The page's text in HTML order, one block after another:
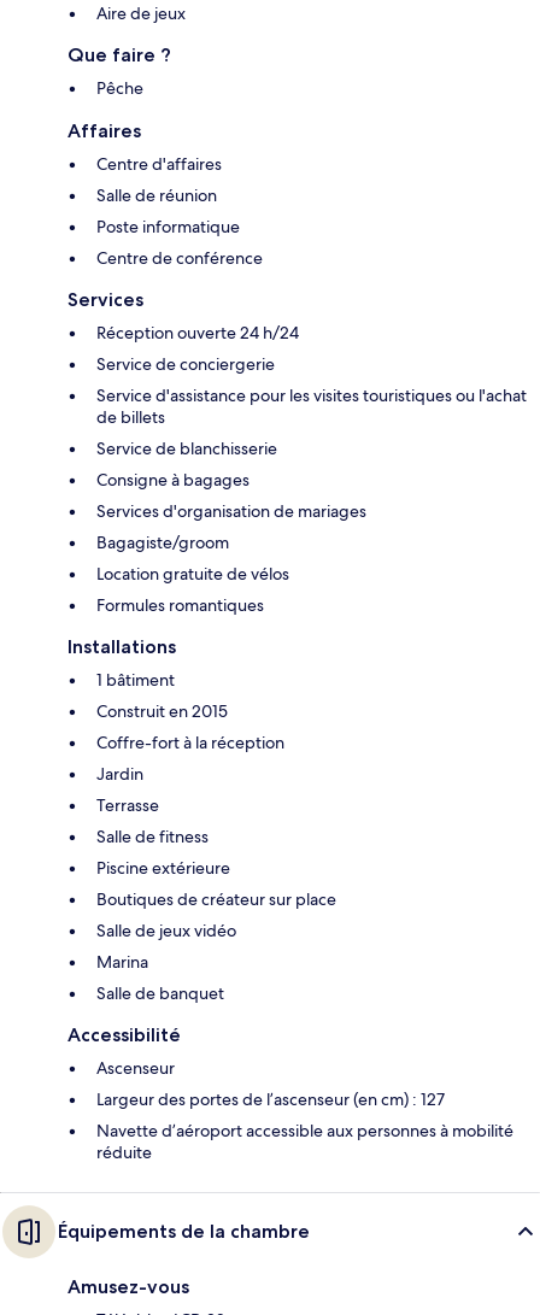
Aire de jeux
Que faire ?
Pêche
Affaires
Centre d'affaires
Salle de réunion
Poste informatique
Centre de conférence
Services
Réception ouverte 24 h/24
Service de conciergerie
Service d'assistance pour les visites touristiques ou l'achat
de billets
Service de blanchisserie
Consigne à bagages
Services d'organisation de mariages
Bagagiste/groom
Location gratuite de vélos
Formules romantiques
Installations
1 bâtiment
Construit en 2015
Coffre-fort à la réception
Jardin
Terrasse
Salle de fitness
Piscine extérieure
Boutiques de créateur sur place
Salle de jeux vidéo
Marina
Salle de banquet
Accessibilité
Ascenseur
Largeur des portes de l’ascenseur (en cm) : 127
Navette d’aéroport accessible aux personnes à mobilité
réduite
Équipements de la chambre
Amusez-vous